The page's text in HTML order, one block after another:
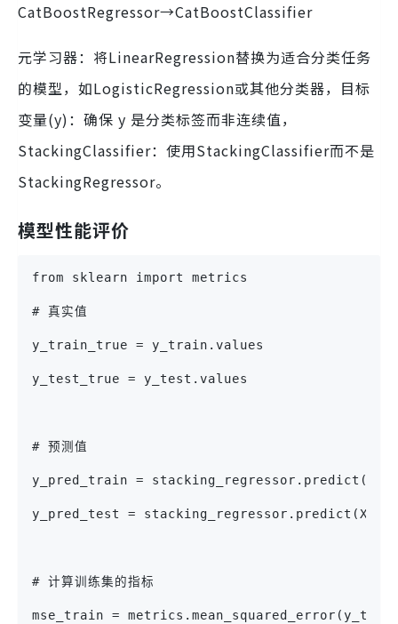
CatBoostRegressor→CatBoostClassifier
元学习器：将LinearRegression替换为适合分类任务
的模型，如LogisticRegression或其他分类器，目标
变量(y)：确保 y 是分类标签而非连续值，
StackingClassifier：使用StackingClassifier而不是
StackingRegressor。
模型性能评价
from sklearn import metrics
# 真实值
y_train_true = y_train.values
y_test_true = y_test.values
# 预测值
y_pred_train =
y_pred_test =
# 计算训练集的指标
mse_train =